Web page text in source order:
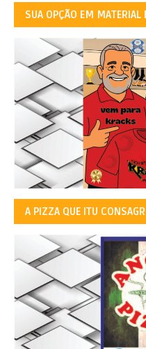
SUA OPÇÃO EM MATERIAL
A PIZZA QUE ITU